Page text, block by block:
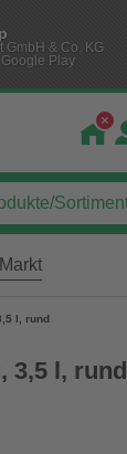
GmbH & Co. KG
Play
l, rund
3,5 l, rund